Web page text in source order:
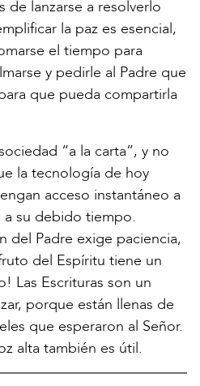
de lanzarse a resolverlo
la paz es esencial,
el tiempo para
y pedirle al Padre que
que pueda compartirla
“a la carta”, y no
la tecnología de hoy
acceso instantáneo a
a su debido tiempo.
del Padre exige paciencia,
del Espíritu tiene un
Las Escrituras son un
porque están llenas de
que esperaron al Señor.
alta también es útil.